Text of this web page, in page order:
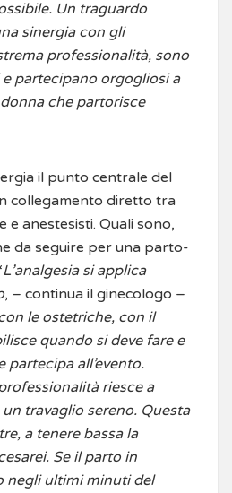
Un traguardo
sinergia con gli
professionalità, sono
partecipano orgogliosi a
che partorisce
il punto centrale del
collegamento diretto tra
e anestesisti. Quali sono,
da seguire per una parto-
L’analgesia si applica
, – continua il ginecologo –
le ostetriche, con il
quando si deve fare e
partecipa all’evento.
riesce a
travaglio sereno. Questa
a tenere bassa la
Se il parto in
negli ultimi minuti del